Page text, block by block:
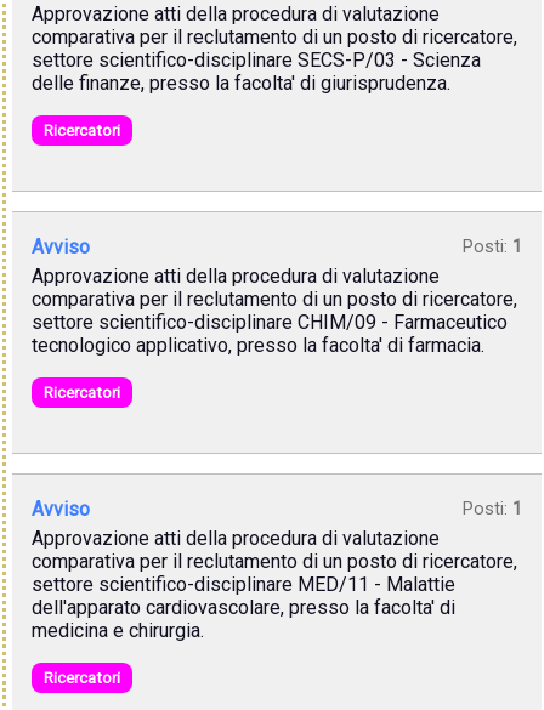
Approvazione atti della procedura di valutazione
comparativa per il reclutamento di un posto di ricercatore,
settore scientifico-disciplinare SECS-P/03 - Scienza
delle finanze, presso la facolta' di giurisprudenza.
Ricercatori
Avviso Posti: 1
Approvazione atti della procedura di valutazione
comparativa per il reclutamento di un posto di ricercatore,
settore scientifico-disciplinare CHIM/09 - Farmaceutico
tecnologico applicativo, presso la facolta' di farmacia.
Ricercatori
Avviso Posti: 1
Approvazione atti della procedura di valutazione
comparativa per il reclutamento di un posto di ricercatore,
settore scientifico-disciplinare MED/11 - Malattie
dell'apparato cardiovascolare, presso la facolta' di
medicina e chirurgia.
Ricercatori